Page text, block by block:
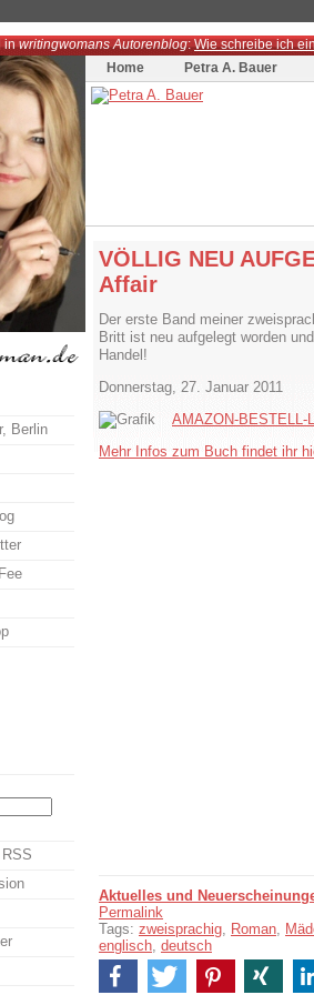
inwritingwomans Autorenblog:Wie schreibe ich
Home
Petra A. Bauer
VÖLLIG NEU
Affair
Der erste Band meiner
Britt ist neu aufgelegt worden
Handel!
Donnerstag, 27. Januar 2011
AMAZON-BESTELL-
Mehr Infos zum Buch findet ihr
Aktuelles und
Permalink
Tags: zweisprachig, Roman,
englisch, deutsch
Berlin